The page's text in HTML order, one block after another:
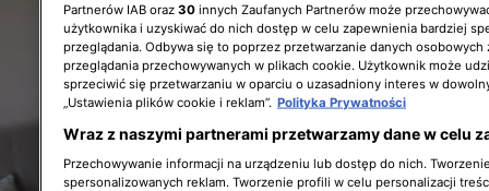
Partnerów IAB oraz 30 innych Zaufanych Partnerów może
użytkownika i uzyskiwać do nich dostęp w celu zapewnienia bardziej
przeglądania. Odbywa się to poprzez przetwarzanie danych osobowych
przeglądania przechowywanych w plikach cookie. Użytkownik może
sprzeciwić się przetwarzaniu w oparciu o uzasadniony interes w
„Ustawienia plików cookie i reklam”. Polityka Prywatności
Wraz z naszymi partnerami przetwarzamy dane w celu
Przechowywanie informacji na urządzeniu lub dostęp do nich.
spersonalizowanych reklam. Tworzenie profili w celu personalizacji